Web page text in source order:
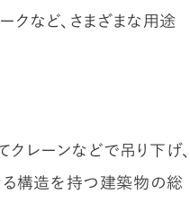
など、さまざまな用途
レーンなどで吊り下げ、
る構造を持つ建築物の総